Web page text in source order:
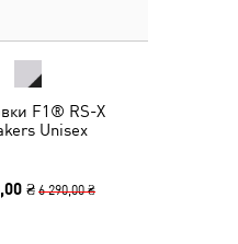
F1® RS-X
Unisex
₴ 6 290,00 ₴